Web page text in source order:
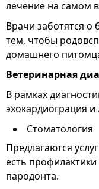
лечение на самом
Врачи заботятся о
тем, чтобы
домашнего
Ветеринарная
В рамках
эхокардиограция
Стоматология
Предлагаются
есть
пародонта.